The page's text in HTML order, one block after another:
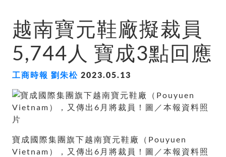
越南寶元鞋廠擬裁員
5,744人 寶成3點回應
工商時報 劉朱松 2023.05.13
寶成國際集團旗下越南寶元鞋廠（Pouyuen
Vietnam），又傳出6月將裁員！圖／本報資料照